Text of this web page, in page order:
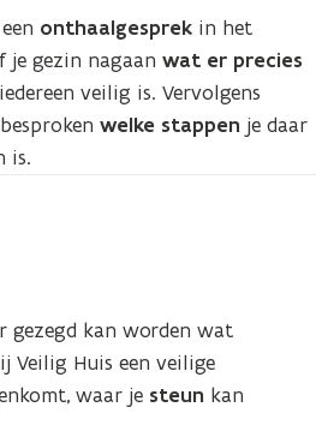
onthaalgesprek in het
je gezin nagaanwat er precies
veilig is. Vervolgens
welke stappen je daar
is.
gezegd kan worden wat
Veilig Huis een veilige
waar je steun kan